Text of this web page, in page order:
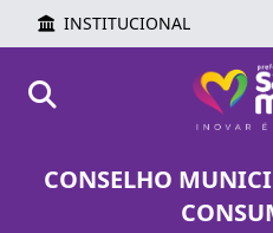
INSTITUCIONAL
CONSELHO